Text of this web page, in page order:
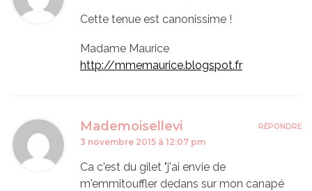
Cette tenue est canonissime !
Madame Maurice
http://mmemaurice.blogspot.fr
Mademoisellevi
3 novembre 2015 à 12:07 pm
Ca c'est du gilet "j'ai envie de
m'emmitouffler dedans sur mon canapé
RÉPONDRE